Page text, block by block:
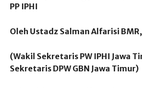
PP IPHI
Oleh Ustadz Salman Alfarisi
(Wakil Sekretaris PW IPHI Jawa
Sekretaris DPW GBN Jawa Timur)